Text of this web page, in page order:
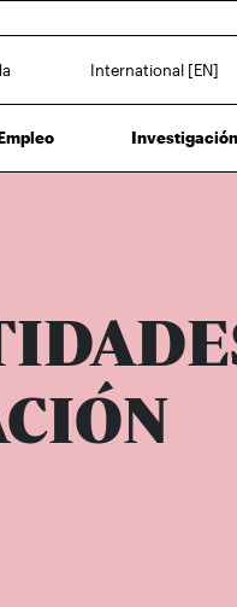
International [EN]
Investigación